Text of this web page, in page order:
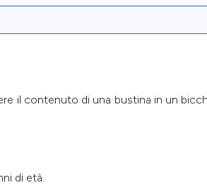
il contenuto di una bustina in un
di età.